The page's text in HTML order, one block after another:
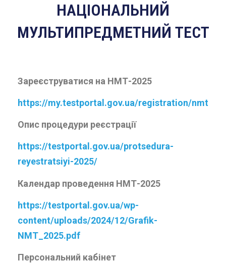
НАЦІОНАЛЬНИЙ
МУЛЬТИПРЕДМЕТНИЙ ТЕСТ
Зареєструватися на НМТ-2025
https://my.testportal.gov.ua/registration/nmt
Опис процедури реєстрації
https://testportal.gov.ua/protsedura-
reyestratsiyi-2025/
Календар проведення НМТ-2025
https://testportal.gov.ua/wp-
content/uploads/2024/12/Grafik-
NMT_2025.pdf
Персональний кабінет